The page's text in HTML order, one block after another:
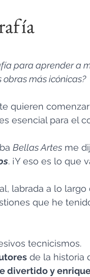
para aprender a
obras más icónicas?
quieren
esencial para el
Bellas Artes me
. ¡Y eso es lo que
labrada a lo largo
que he
tecnicismos.
de la historia
divertido y